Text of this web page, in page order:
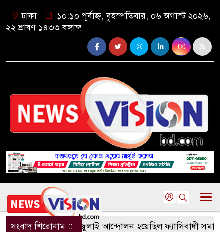
ঢাকা
১০:১০ পূর্বাহ্ন, বৃহস্পতিবার, ০৬ অগাস্ট ২০২৬,
২২ শ্রাবণ ১৪৩৩ বঙ্গাব্দ
সংবাদ শিরোনাম ::জুলাই আন্দোলন হয়েছিল ফ্যাসিবাদী